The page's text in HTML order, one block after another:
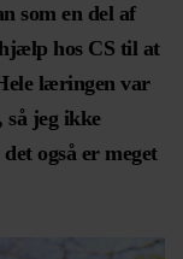
som en del af
hos CS til at
læringen var
jeg ikke
også er meget